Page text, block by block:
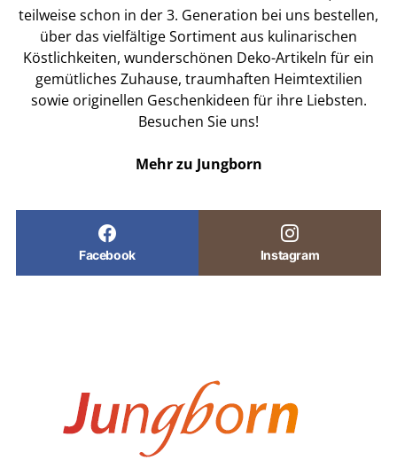
teilweise schon in der 3. Generation bei uns bestellen,
über das vielfältige Sortiment aus kulinarischen
Köstlichkeiten, wunderschönen Deko-Artikeln für ein
gemütliches Zuhause, traumhaften Heimtextilien
sowie originellen Geschenkideen für ihre Liebsten.
Besuchen Sie uns!
Mehr zu Jungborn
Facebook Instagram